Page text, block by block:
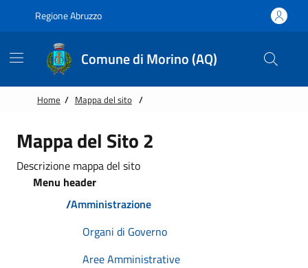
Regione Abruzzo
Comune di Morino (AQ)
Home / Mappa del sito /
Mappa del Sito 2
Descrizione mappa del sito
Menu header
/Amministrazione
Organi di Governo
Aree Amministrative